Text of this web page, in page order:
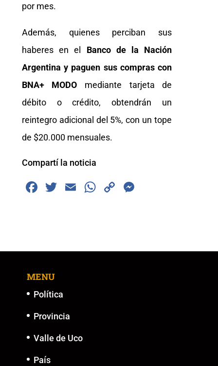
por mes.
Además, quienes perciban sus
haberes en el Banco de la Nación
Argentina y paguen sus compras con
BNA+ MODO mediante tarjeta de
débito o crédito, obtendrán un
reintegro adicional del 5%, con un tope
de $20.000 mensuales.
Compartí la noticia
F
b
o
k
T
E
W
A
C
Li n
MENU
Política
Provincia
Valle de Uco
País